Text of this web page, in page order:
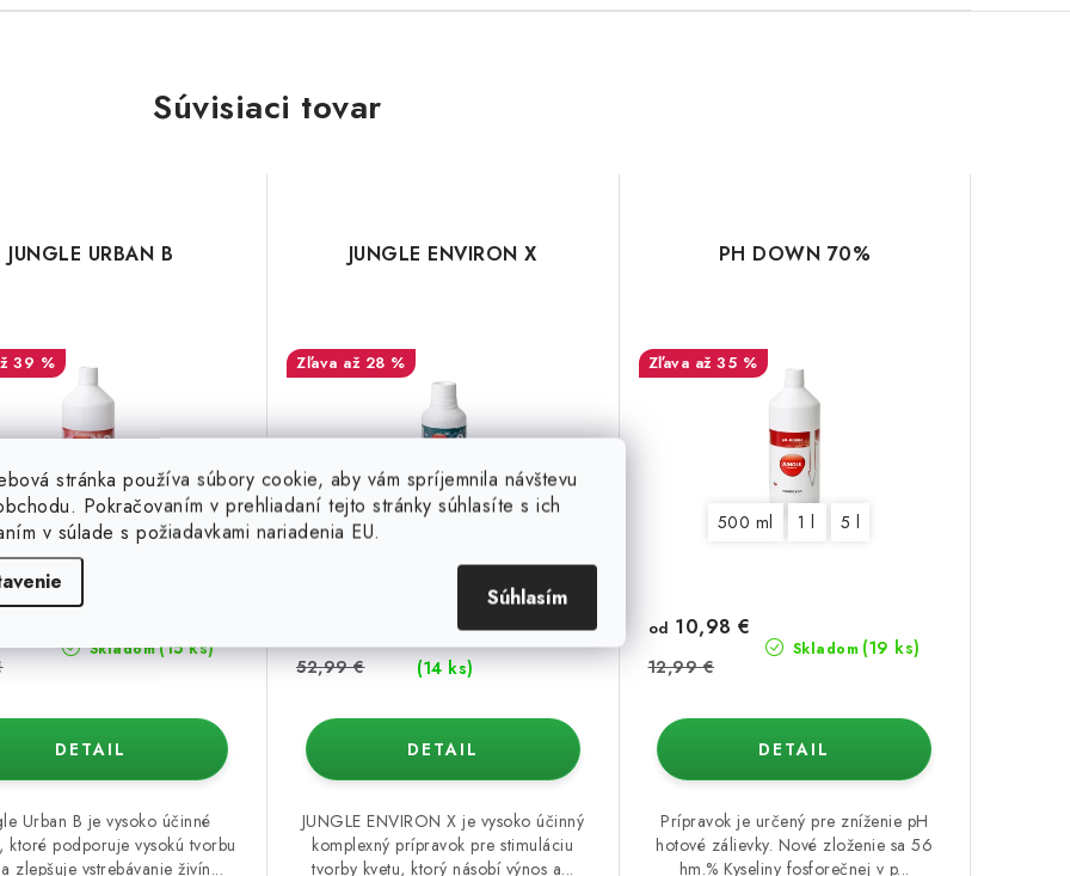
stránka používa súbory cookie, aby vám spríjemnila návštevu
Pokračovaním v prehliadaní tejto stránky súhlasíte s ich
v súlade s požiadavkami nariadenia EU.
Súhlasím
Súvisiaci tovar
JUNGLE URBAN B
39 %
250 ml 1 l 25 l
Skladom(15 ks)
DETAIL
Urban B je vysoko účinné
ktoré podporuje vysokú tvorbu
zlepšuje vstrebávanie živín...
JUNGLE ENVIRON X
až 28 %
250 ml
Dodanie 1-3 dní
(14 ks)
52,99 €
DETAIL
JUNGLE ENVIRON X je vysoko účinný
komplexný prípravok pre stimuláciu
tvorby kvetu, ktorý násobí výnos a...
PH DOWN 70%
až 35 %
500 ml 1 l 5 l
Skladom (19 ks)
od 10,98 €
12,99 €
DETAIL
Prípravok je určený pre zníženie pH
hotové zálievky. Nové zloženie sa 56
hm.% Kyseliny fosforečnej v p...